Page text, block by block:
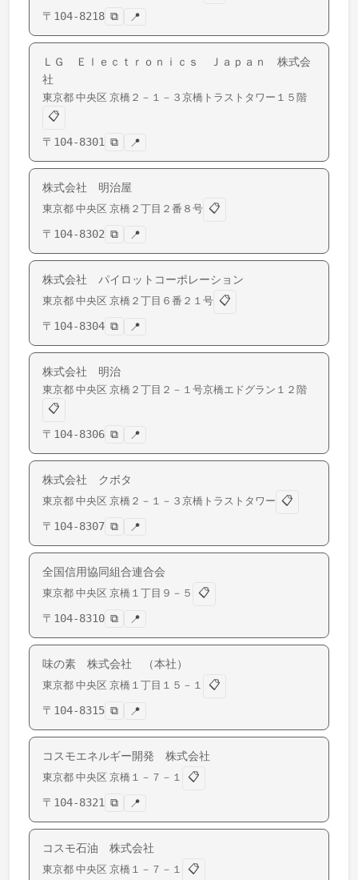
〒 104-8218 ⧉ 📍
ＬＧ Ｅｌｅｃｔｒｏｎｉｃｓ Ｊａｐａｎ 株式会
社
東京都 中央区 京橋 ２－１－３京橋トラストタワー１５階
📋
〒 104-8301 ⧉ 📍
株式会社 明治屋
東京都 中央区 京橋 ２丁目２番８号 📋
〒 104-8302 ⧉ 📍
株式会社 パイロットコーポレーション
東京都 中央区 京橋 ２丁目６番２１号 📋
〒 104-8304 ⧉ 📍
株式会社 明治
東京都 中央区 京橋 ２丁目２－１号京橋エドグラン１２階
📋
〒 104-8306 ⧉ 📍
株式会社 クボタ
東京都 中央区 京橋 ２－１－３京橋トラストタワー 📋
〒 104-8307 ⧉ 📍
全国信用協同組合連合会
東京都 中央区 京橋 １丁目９－５
📋
〒 104-8310 ⧉ 📍
味の素 株式会社 （本社）
東京都 中央区 京橋 １丁目１５－１
📋
〒 104-8315 ⧉ 📍
コスモエネルギー開発 株式会社
東京都 中央区 京橋 １－７－１
📋
〒 104-8321 ⧉ 📍
コスモ石油 株式会社
東京都 中央区 京橋 １－７－１
📋